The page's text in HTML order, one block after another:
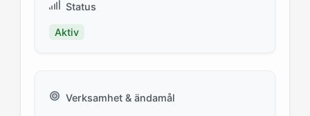
Status
Aktiv
Verksamhet & ändamål